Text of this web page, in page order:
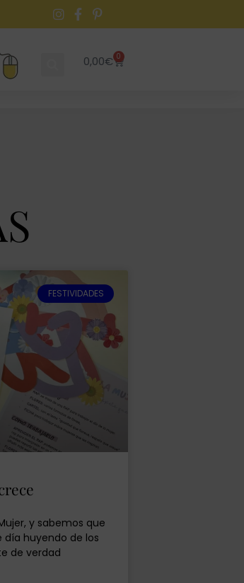
0,00€ 0
FESTIVIDADES
y sabemos que
huyendo de los
de verdad